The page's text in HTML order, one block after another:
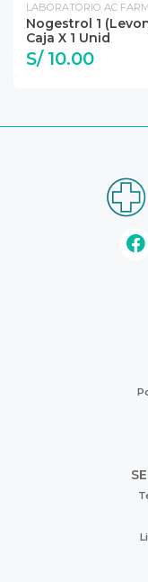
LABORATORIO AC
Nogestrol 1
Caja X 1 Unid
S/ 10.00